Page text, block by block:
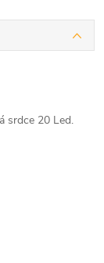
srdce 20 Led.